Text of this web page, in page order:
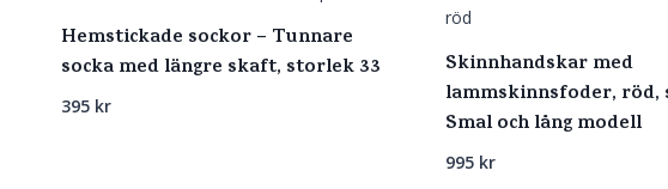
Hemstickade sockor – Tunnare
socka med längre skaft, storlek 33
395 kr
Skinnhandskar med
lammskinnsfoder, röd,
Smal och lång modell
995 kr